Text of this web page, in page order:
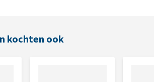
kochten ook